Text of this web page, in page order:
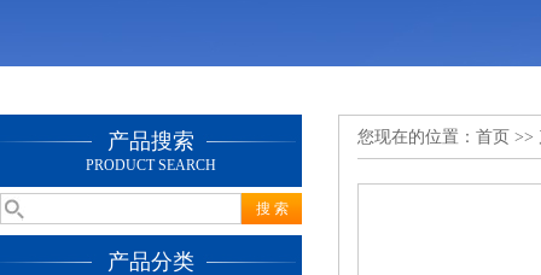
产品搜索
PRODUCT SEARCH
产品分类
您现在的位置： 首页 >>